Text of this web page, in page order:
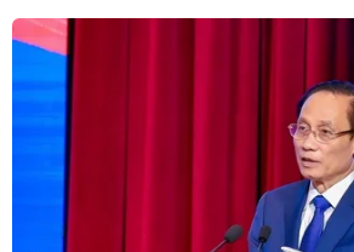
Nhóm G-20 thảo luận mục
trưởng và tạo việc làm
20/09/2014 11:13
các bộ trưởng tài chính và ngân